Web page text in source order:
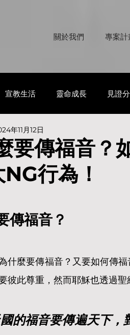
關於我們 專案計
宣教生活 靈命成長 見證
要傳福音？
行為！
年11月12日
傳福音？
什麼要傳福音？又要如何傳
彼此尊重，然而耶穌也透過
國的福音要傳遍天下